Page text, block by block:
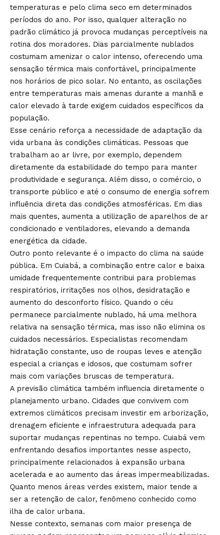
temperaturas e pelo clima seco em determinados
períodos do ano. Por isso, qualquer alteração no
padrão climático já provoca mudanças perceptíveis na
rotina dos moradores. Dias parcialmente nublados
costumam amenizar o calor intenso, oferecendo uma
sensação térmica mais confortável, principalmente
nos horários de pico solar. No entanto, as oscilações
entre temperaturas mais amenas durante a manhã e
calor elevado à tarde exigem cuidados específicos da
população.
Esse cenário reforça a necessidade de adaptação da
vida urbana às condições climáticas. Pessoas que
trabalham ao ar livre, por exemplo, dependem
diretamente da estabilidade do tempo para manter
produtividade e segurança. Além disso, o comércio, o
transporte público e até o consumo de energia sofrem
influência direta das condições atmosféricas. Em dias
mais quentes, aumenta a utilização de aparelhos de ar
condicionado e ventiladores, elevando a demanda
energética da cidade.
Outro ponto relevante é o impacto do clima na saúde
pública. Em Cuiabá, a combinação entre calor e baixa
umidade frequentemente contribui para problemas
respiratórios, irritações nos olhos, desidratação e
aumento do desconforto físico. Quando o céu
permanece parcialmente nublado, há uma melhora
relativa na sensação térmica, mas isso não elimina os
cuidados necessários. Especialistas recomendam
hidratação constante, uso de roupas leves e atenção
especial a crianças e idosos, que costumam sofrer
mais com variações bruscas de temperatura.
A previsão climática também influencia diretamente o
planejamento urbano. Cidades que convivem com
extremos climáticos precisam investir em arborização,
drenagem eficiente e infraestrutura adequada para
suportar mudanças repentinas no tempo. Cuiabá vem
enfrentando desafios importantes nesse aspecto,
principalmente relacionados à expansão urbana
acelerada e ao aumento das áreas impermeabilizadas.
Quanto menos áreas verdes existem, maior tende a
ser a retenção de calor, fenômeno conhecido como
ilha de calor urbana.
Nesse contexto, semanas com maior presença de